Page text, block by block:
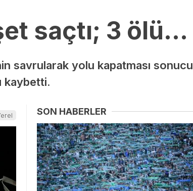
saçtı; 3 ölü…
savrularak yolu kapatması sonucu
kaybetti.
SON HABERLER